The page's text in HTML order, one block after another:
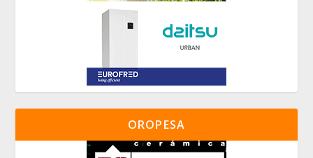
OROPESA